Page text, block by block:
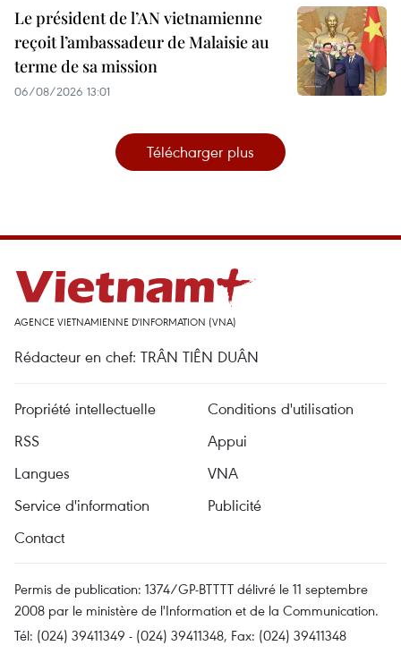
Le président de l’AN vietnamienne
reçoit l’ambassadeur de Malaisie au
terme de sa mission
06/08/2026 13:01
Télécharger plus
AGENCE VIETNAMIENNE D'INFORMATION (VNA)
Rédacteur en chef: TRÂN TIÊN DUÂN
Propriété intellectuelle
Conditions d'utilisation
RSS
Appui
Langues
VNA
Service d'information
Publicité
Contact
Permis de publication: 1374/GP-BTTTT délivré le 11 septembre
2008 par le ministère de l'Information et de la Communication.
Tél: (024) 39411349 - (024) 39411348, Fax: (024) 39411348